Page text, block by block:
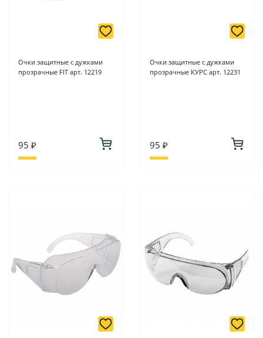
Очки защитные с дужками
прозрачные FIT арт. 12219
95 ₽
Очки защитные с дужками
прозрачные КУРС арт. 12231
95 ₽